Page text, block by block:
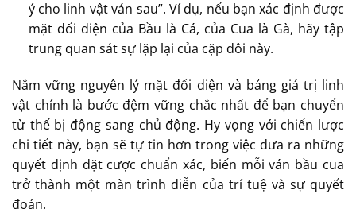
ý cho linh vật ván sau”. Ví dụ, nếu bạn xác định được
mặt đối diện của Bầu là Cá, của Cua là Gà, hãy tập
trung quan sát sự lặp lại của cặp đôi này.
Nắm vững nguyên lý mặt đối diện và bảng giá trị linh
vật chính là bước đệm vững chắc nhất để bạn chuyển
từ thế bị động sang chủ động. Hy vọng với chiến lược
chi tiết này, bạn sẽ tự tin hơn trong việc đưa ra những
quyết định đặt cược chuẩn xác, biến mỗi ván bầu cua
trở thành một màn trình diễn của trí tuệ và sự quyết
đoán.